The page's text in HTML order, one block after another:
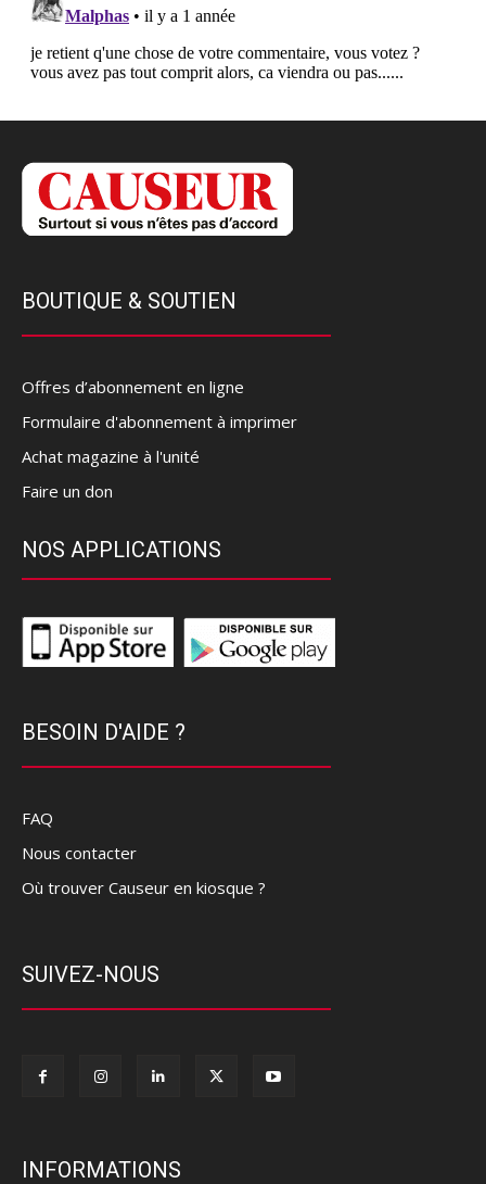
BOUTIQUE & SOUTIEN
Offres d’abonnement en ligne
Formulaire d'abonnement à imprimer
Achat magazine à l'unité
Faire un don
NOS APPLICATIONS
BESOIN D'AIDE ?
FAQ
Nous contacter
Où trouver Causeur en kiosque ?
SUIVEZ-NOUS
INFORMATIONS